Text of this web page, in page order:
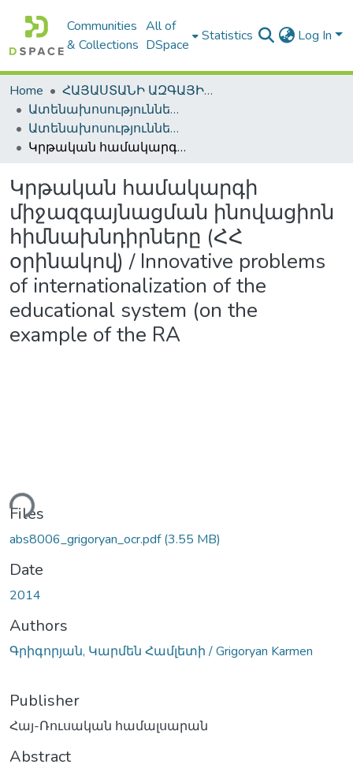
Communities
& Collections
All of
DSpace
Statistics Log In
Home
ՀԱՅԱՍՏԱՆԻ ԱԶԳԱՅԻՆ ԳՐԱԴԱՐԱՆԻ ԹՎԱՅԻՆ ՊԱՀՈՑ / DIGITAL REPOSITORY OF NLA
Ատենախոսություններ և սեղմագրեր / Theses & Abstracts
Ատենախոսություններ և սեղմագրեր / Theses & Abstracts
Կրթական համակարգի միջազգայնացման ինովացիոն հիմնախնդիրները (ՀՀ օրինակով) / Innovative problems of internationalization of the educational system (on the example of the RA
Կրթական համակարգի
միջազգայնացման ինովացիոն
հիմնախնդիրները (ՀՀ
օրինակով) / Innovative problems
of internationalization of the
educational system (on the
example of the RA
Files
abs8006_grigoryan_ocr.pdf(3.55 MB)
Date
2014
Authors
Գրիգորյան, Կարմեն Համլետի / Grigoryan Karmen
Publisher
Հայ-Ռուսական համալսարան
Abstract